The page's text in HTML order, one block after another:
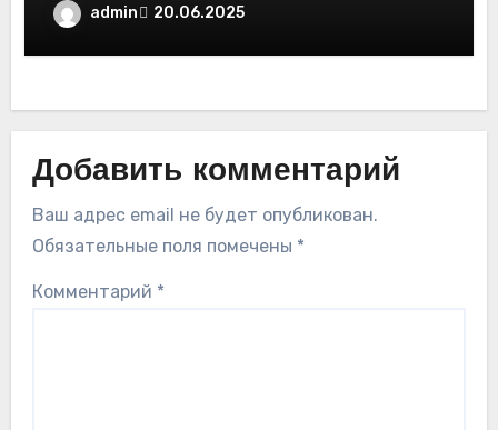
admin 20.06.2025
Добавить комментарий
Ваш адрес email не будет опубликован.
Обязательные поля помечены *
Комментарий *